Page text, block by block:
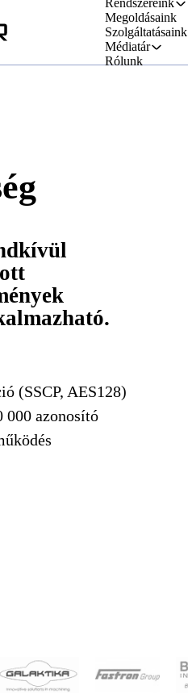
Rendszereink
Megoldásaink
Szolgáltatásaink
Médiatár
Rólunk
(SSCP, AES128)
000 azonosító